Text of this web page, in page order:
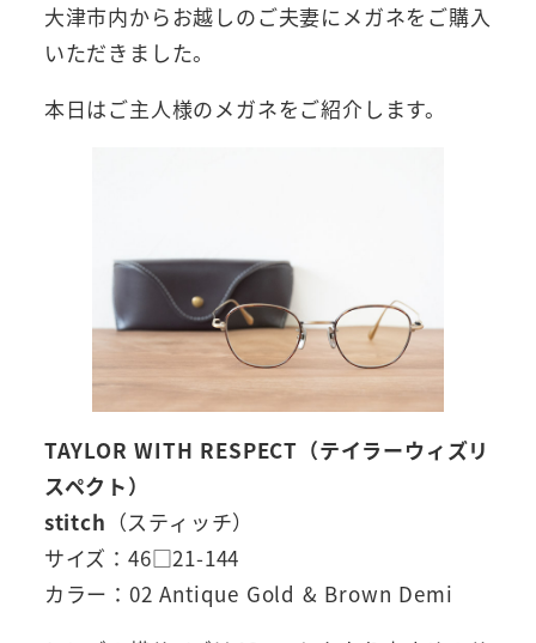
大津市内からお越しのご夫妻にメガネをご購入
いただきました。
本日はご主人様のメガネをご紹介します。
TAYLOR WITH RESPECT（テイラーウィズリ
スペクト）
stitch （スティッチ）
サイズ：46□21-144
カラー：02 Antique Gold & Brown Demi